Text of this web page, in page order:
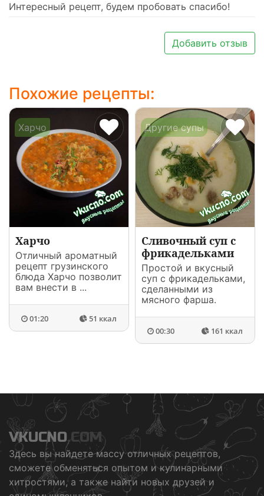
Интересный рецепт, будем пробовать спасибо!
Добавить отзыв
Похожие рецепты:
Харчо
Харчо
Отличный ароматный
рецепт грузинского
блюда Харчо позволит
вам внести в ...
01:20 51 ккал
Другие супы
Сливочный суп с
фрикадельками
Простой и вкусный
суп с фрикадельками,
сделанными из
мясного фарша.
00:30 161 ккал
VKUCNO.COM
Здесь вы найдете массу отличных рецептов,
сможете обменяться опытом и кулинарными
хитростями, а также найти новых друзей и